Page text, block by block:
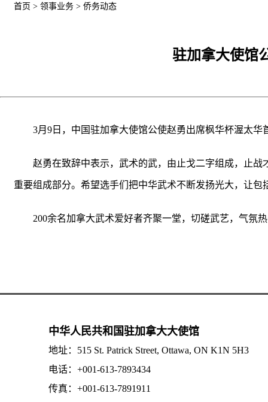
首页 > 领事业务 > 侨务动态
驻加拿大使馆
3月9日，中国驻加拿大使馆公使赵勇出席枫华杯渥太
赵勇在致辞中表示，武术的武，由止戈二字组成，止
重要组成部分。希望选手们把中华武术不断发扬光大，让
200余名加拿大武术爱好者齐聚一堂，切磋武艺，气氛
中华人民共和国驻加拿大大使馆
地址：515 St. Patrick Street, Ottawa, ON K1N 5H3
电话：+001-613-7893434
传真：+001-613-7891911